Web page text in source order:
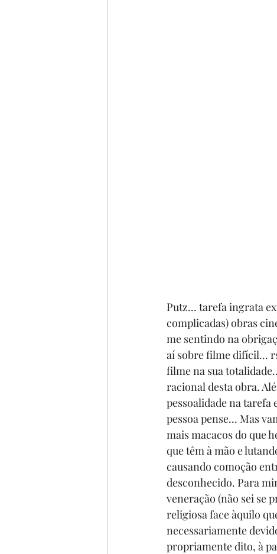
Putz... tarefa ingrata
complicadas) obras
me sentindo na
aí sobre filme difícil...
filme na sua
racional desta obra.
pessoalidade na tarefa
pessoa pense... Mas
mais macacos do que
que têm à mão e
causando comoção
desconhecido. Para
veneração (não sei se
religiosa face àquilo
necessariamente
propriamente dito, à